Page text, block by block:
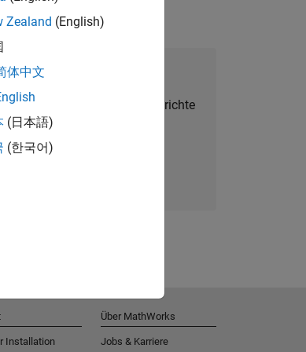
Network beitreten
Stellenangebote, Berichte
Zealand (English)
体中文
(日本語)
(한국어)
Installation
Über MathWorks
Jobs & Karriere